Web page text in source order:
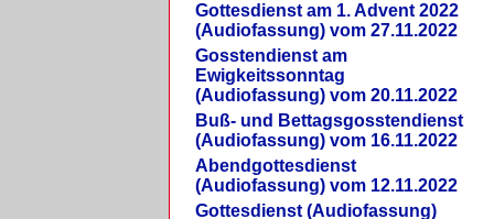
Gottesdienst am 1. Advent 2022
(Audiofassung) vom 27.11.2022
Gosstendienst am
Ewigkeitssonntag
(Audiofassung) vom 20.11.2022
Buß- und Bettagsgosstendienst
(Audiofassung) vom 16.11.2022
Abendgottesdienst
(Audiofassung) vom 12.11.2022
Gottesdienst (Audiofassung)